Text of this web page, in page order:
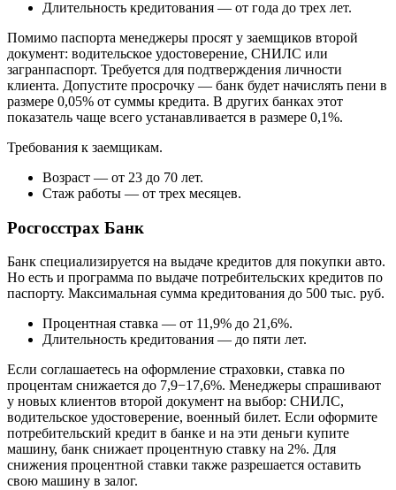
Длительность кредитования — от года до трех лет.
Помимо паспорта менеджеры просят у заемщиков второй
документ: водительское удостоверение, СНИЛС или
загранпаспорт. Требуется для подтверждения личности
клиента. Допустите просрочку — банк будет начислять пени в
размере 0,05% от суммы кредита. В других банках этот
показатель чаще всего устанавливается в размере 0,1%.
Требования к заемщикам.
Возраст — от 23 до 70 лет.
Стаж работы — от трех месяцев.
Росгосстрах Банк
Банк специализируется на выдаче кредитов для покупки авто.
Но есть и программа по выдаче потребительских кредитов по
паспорту. Максимальная сумма кредитования до 500 тыс. руб.
Процентная ставка — от 11,9% до 21,6%.
Длительность кредитования — до пяти лет.
Если соглашаетесь на оформление страховки, ставка по
процентам снижается до 7,9−17,6%. Менеджеры спрашивают
у новых клиентов второй документ на выбор: СНИЛС,
водительское удостоверение, военный билет. Если оформите
потребительский кредит в банке и на эти деньги купите
машину, банк снижает процентную ставку на 2%. Для
снижения процентной ставки также разрешается оставить
свою машину в залог.